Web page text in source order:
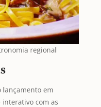
regional
em
com as